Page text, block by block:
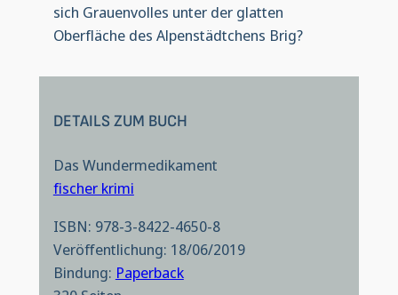
sich Grauenvolles unter der glatten
Oberfläche des Alpenstädtchens Brig?
DETAILS ZUM BUCH
Das Wundermedikament
fischer krimi
ISBN: 978-3-8422-4650-8
Veröffentlichung: 18/06/2019
Bindung: Paperback